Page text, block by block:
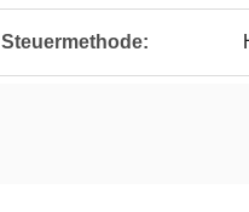
Steuermethode: